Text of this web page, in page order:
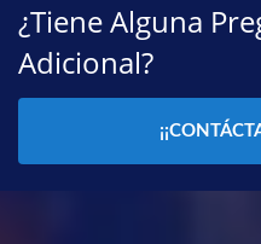
¿Tiene Alguna
Adicional?